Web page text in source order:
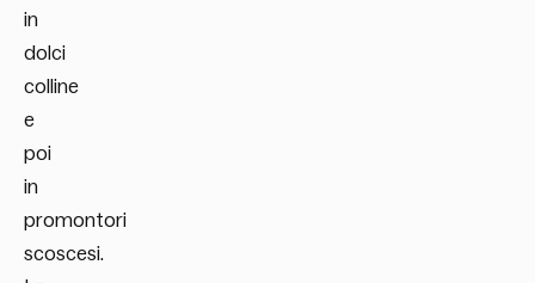
in
dolci
colline
e
poi
in
promontori
scoscesi.